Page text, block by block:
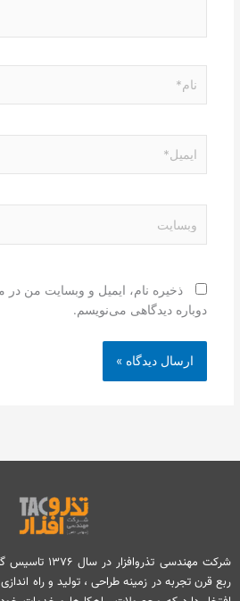
ذخیره نام، ایمیل و وبسایت من در
دوباره دیدگاهی می‌نویسم.
شرکت مهندسی
ربع قرن تجربه در زمینه طراحی ، تولید و راه